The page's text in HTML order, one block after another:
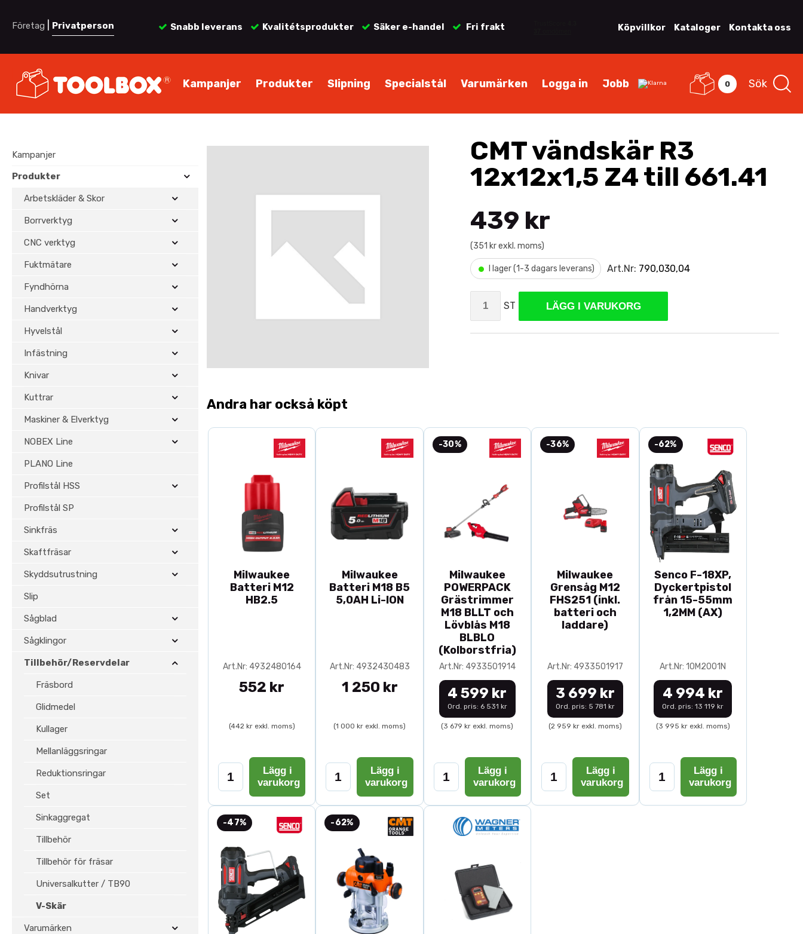
Företag Privatperson Snabb leverans Kvalitétsprodukter Säker e-handel Fri frakt Köpvillkor Kataloger Kontakta oss
Kampanjer Produkter Slipning Specialstål Varumärken Logga in Jobb 0 Sök
Kampanjer
Produkter
Arbetskläder & Skor
Borrverktyg
CNC verktyg
Fuktmätare
Fyndhörna
Handverktyg
Hyvelstål
Infästning
Knivar
Kuttrar
Maskiner & Elverktyg
NOBEX Line
PLANO Line
Profilstål HSS
Profilstål SP
Sinkfräs
Skaftfräsar
Skyddsutrustning
Slip
Sågblad
Sågklingor
Tillbehör/Reservdelar
Fräsbord
Glidmedel
Kullager
Mellanläggsringar
Reduktionsringar
Set
Sinkaggregat
Tillbehör
Tillbehör för fräsar
Universalkutter / TB90
V-Skär
Varumärken
CMT vändskär R3
12x12x1,5 Z4 till 661.41
439 kr
(351 kr exkl. moms)
• I lager (1-3 dagars leverans) Art.Nr: 790,030,04
ST LÄGG I VARUKORG
Andra har också köpt
Milwaukee
Batteri M12
HB2.5
Art.Nr: 4932480164
552 kr
(442 kr exkl. moms)
Lägg i
varukorg
Milwaukee
Batteri M18 B5
5,0AH Li-ION
Art.Nr: 4932430483
1 250 kr
(1 000 kr exkl. moms)
Lägg i
varukorg
-30%
Milwaukee
POWERPACK
Grästrimmer
M18 BLLT och
Lövblås M18
BLBLO
(Kolborstfria)
Art.Nr: 4933501914
4 599 kr
Ord. pris: 6 531 kr
(3 679 kr exkl. moms)
Lägg i
varukorg
-36%
Milwaukee
Grensåg M12
FHS251 (inkl.
batteri och
laddare)
Art.Nr: 4933501917
3 699 kr
Ord. pris: 5 781 kr
(2 959 kr exkl. moms)
Lägg i
varukorg
-62%
Senco F-18XP,
Dyckertpistol
från 15-55mm
1,2MM (AX)
Art.Nr: 10M2001N
4 994 kr
Ord. pris: 13 119 kr
(3 995 kr exkl. moms)
Lägg i
varukorg
-47% -62%